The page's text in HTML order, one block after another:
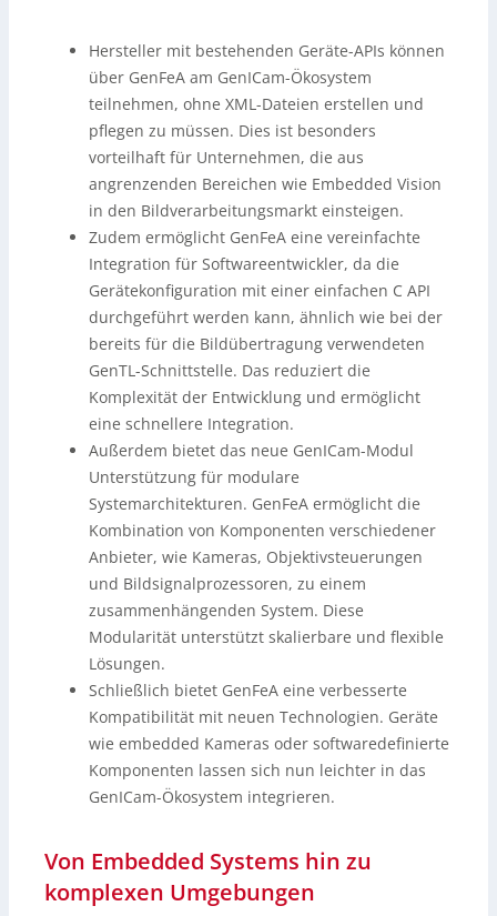
Hersteller mit bestehenden Geräte-APIs können
über GenFeA am GenICam-Ökosystem
teilnehmen, ohne XML-Dateien erstellen und
pflegen zu müssen. Dies ist besonders
vorteilhaft für Unternehmen, die aus
angrenzenden Bereichen wie Embedded Vision
in den Bildverarbeitungsmarkt einsteigen.
Zudem ermöglicht GenFeA eine vereinfachte
Integration für Softwareentwickler, da die
Gerätekonfiguration mit einer einfachen C API
durchgeführt werden kann, ähnlich wie bei der
bereits für die Bildübertragung verwendeten
GenTL-Schnittstelle. Das reduziert die
Komplexität der Entwicklung und ermöglicht
eine schnellere Integration.
Außerdem bietet das neue GenICam-Modul
Unterstützung für modulare
Systemarchitekturen. GenFeA ermöglicht die
Kombination von Komponenten verschiedener
Anbieter, wie Kameras, Objektivsteuerungen
und Bildsignalprozessoren, zu einem
zusammenhängenden System. Diese
Modularität unterstützt skalierbare und flexible
Lösungen.
Schließlich bietet GenFeA eine verbesserte
Kompatibilität mit neuen Technologien. Geräte
wie embedded Kameras oder softwaredefinierte
Komponenten lassen sich nun leichter in das
GenICam-Ökosystem integrieren.
Von Embedded Systems hin zu
komplexen Umgebungen